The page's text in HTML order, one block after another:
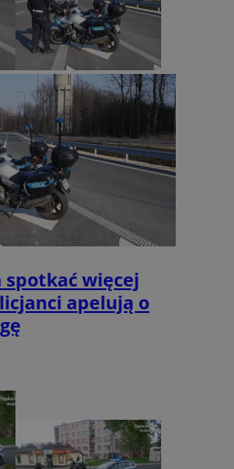
spotkać więcej
apelują o